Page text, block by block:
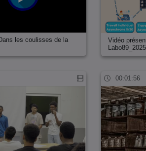
les coulisses de la
Vidéo
00:01:56